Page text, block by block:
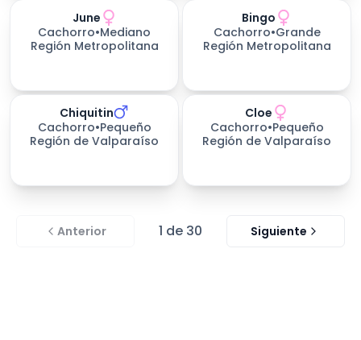
June
Cachorro•Mediano
Región Metropolitana
Bingo
Cachorro•Grande
Región Metropolitana
Chiquitin
Cachorro•Pequeño
Región de Valparaíso
Cloe
Cachorro•Pequeño
Región de Valparaíso
Anterior 1 de 30 Siguiente